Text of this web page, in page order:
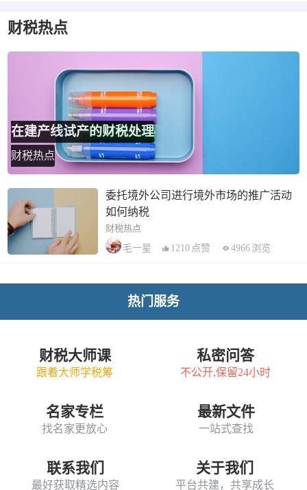
财税热点
在建产线试产的财税处理
财税热点
委托境外公司进行境外市场的推广活动
如何纳税
财税热点
毛一星
1210 点赞 4966 浏览
热门服务
财税大师课
跟着大师学税筹
私密问答
不公开,保留24小时
名家专栏
找名家更放心
最新文件
一站式查找
联系我们
最好获取精选内容
关于我们
平台共建，共享成长